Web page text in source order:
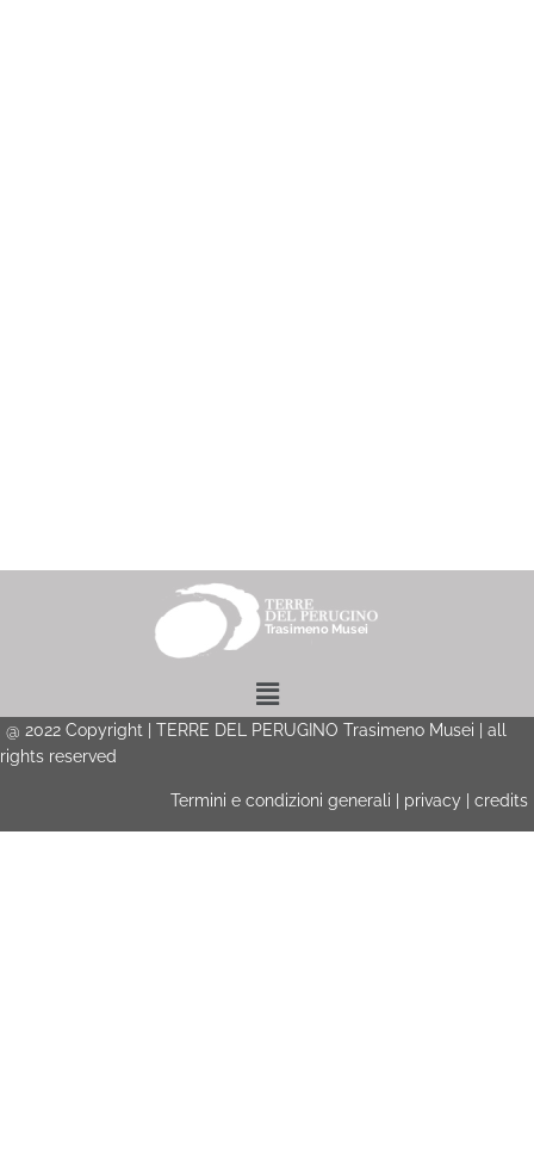
Menu
@ 2022 Copyright | TERRE DEL PERUGINO Trasimeno Musei | all
rights reserved
Termini e condizioni generali privacy credits